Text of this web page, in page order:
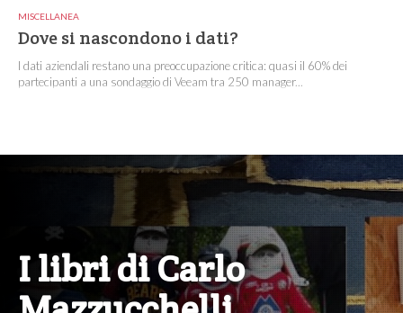
MISCELLANEA
Dove si nascondono i dati?
I dati aziendali restano una preoccupazione critica: quasi il 60% dei
partecipanti a una sondaggio di Veeam tra 250 manager...
I libri di Carlo